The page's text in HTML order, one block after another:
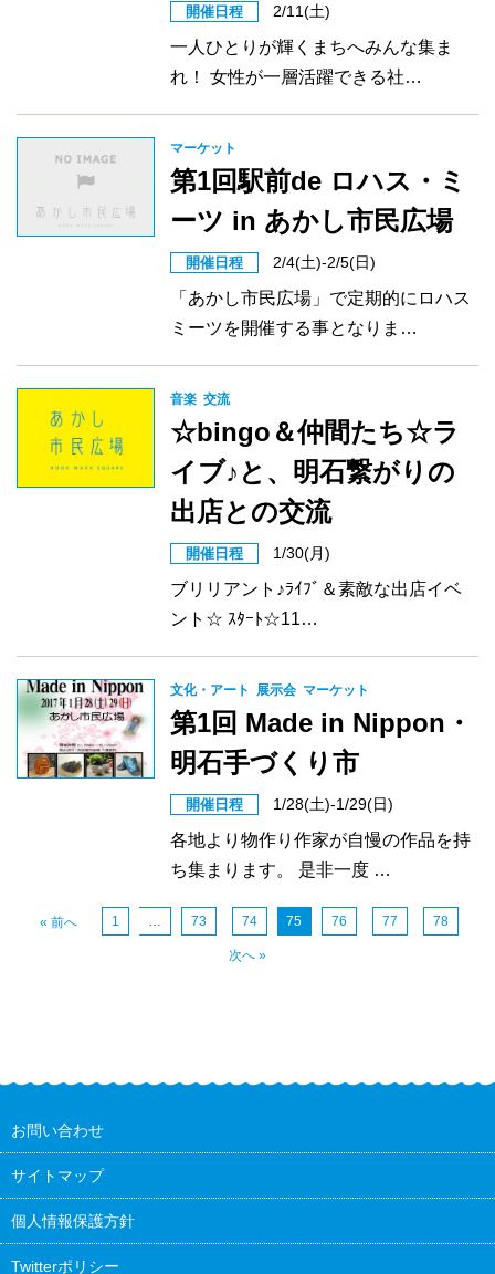
開催日程 2/11(土)
一人ひとりが輝くまちへみんな集ま
れ！ 女性が一層活躍できる社…
マーケット
第1回駅前de ロハス・ミ
ーツ in あかし市民広場
開催日程 2/4(土)-2/5(日)
「あかし市民広場」で定期的にロハス
ミーツを開催する事となりま…
音楽 交流
☆bingo＆仲間たち☆ラ
イブ♪と、明石繋がりの
出店との交流
開催日程 1/30(月)
ブリリアント♪ﾗｲﾌﾞ＆素敵な出店イベ
ント☆ ｽﾀｰﾄ☆11…
文化・アート 展示会 マーケット
第1回 Made in Nippon・
明石手づくり市
開催日程 1/28(土)-1/29(日)
各地より物作り作家が自慢の作品を持
ち集まります。 是非一度 …
« 前へ 1 73 74 75 76 77 78
次へ »
お問い合わせ
サイトマップ
個人情報保護方針
Twitterポリシー